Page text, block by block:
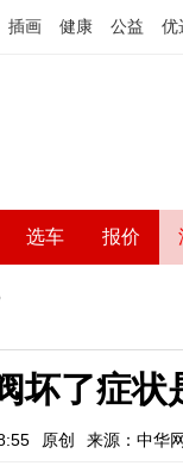
插画 健康 公益 优
选车 报价
坏了症状
原创 来源：中华